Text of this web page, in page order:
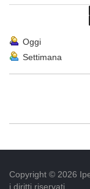
Oggi
Settimana
Copyright © 2026
i diritti riservati